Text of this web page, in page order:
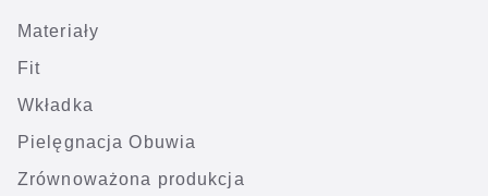
Materiały
Fit
Wkładka
Pielęgnacja Obuwia
Zrównoważona produkcja